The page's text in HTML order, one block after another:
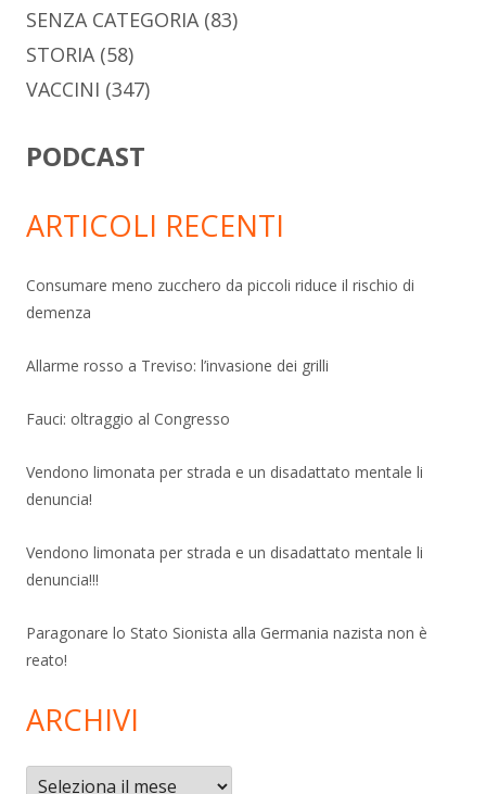
SENZA CATEGORIA(83)
STORIA(58)
VACCINI (347)
PODCAST
ARTICOLI RECENTI
Consumare meno zucchero da piccoli riduce il rischio di
demenza
Allarme rosso a Treviso: l’invasione dei grilli
Fauci: oltraggio al Congresso
Vendono limonata per strada e un disadattato mentale li
denuncia!
Vendono limonata per strada e un disadattato mentale li
denuncia!!!
Paragonare lo Stato Sionista alla Germania nazista non è
reato!
ARCHIVI
Archivi